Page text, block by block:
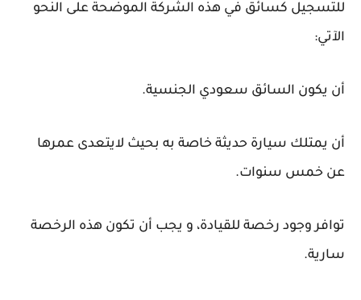
للتسجيل كسائق في هذه الشركة الموضحة على النحو
الآتي:
أن يكون السائق سعودي الجنسية.
أن يمتلك سيارة حديثة خاصة به بحيث لايتعدى عمرها
عن خمس سنوات.
توافر وجود رخصة للقيادة، و يجب أن تكون هذه الرخصة
سارية.